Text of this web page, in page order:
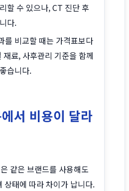
할 수 있으나, CT 진단 후
다.
를 비교할 때는 가격표보다
재료, 사후관리 기준을 함께
습니다.
서 비용이 달라
같은 브랜드를 사용해도
상태에 따라 차이가 납니다.